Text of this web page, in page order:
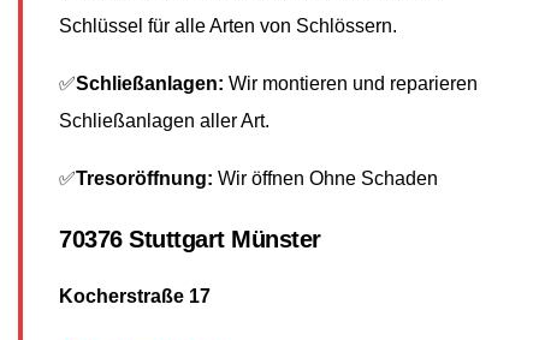
Schlüssel für alle Arten von Schlössern.
✅Schließanlagen: Wir montieren und reparieren
Schließanlagen aller Art.
✅Tresoröffnung: Wir öffnen Ohne Schaden
70376 Stuttgart Münster
Kocherstraße 17